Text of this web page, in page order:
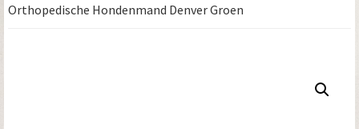
Orthopedische Hondenmand Denver Groen